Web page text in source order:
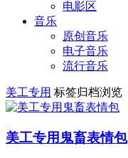
电影区
音乐
原创音乐
电子音乐
流行音乐
美工专用 标签归档浏览
美工专用鬼畜表情包